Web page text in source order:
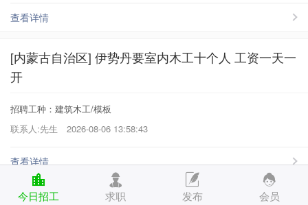
查看详情
[内蒙古自治区] 伊势丹要室内木工十个人 工资一天一
开
招聘工种：建筑木工/模板
联系人:先生
2026-08-06 13:58:43
查看详情
[内蒙古自治区] 胜利小学北校区招聘 内保洁多名
今日招工 求职 发布 会员